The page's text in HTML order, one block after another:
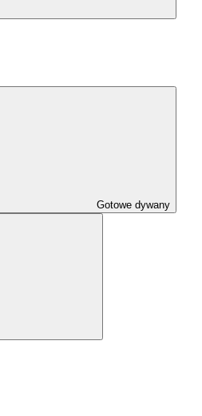
Gotowe dywany